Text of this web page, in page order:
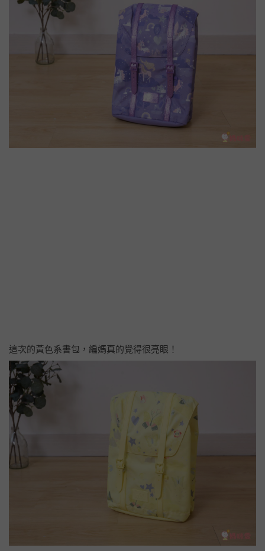
這次的黃色系書包，編媽真的覺得很亮眼！